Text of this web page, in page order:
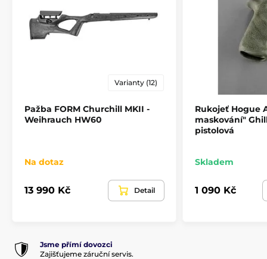
adaptéry pro uchycení řemene nebo bi-pod
příslušenství.
Varianty (12)
Pažba FORM Churchill MKII -
Weihrauch HW60
Na dotaz
13 990 Kč Detail
Rukojeť Hogue
maskování"
pistolová
Skladem
1 090 Kč
Jsme přímí dovozci
Zajišťujeme záruční servis.